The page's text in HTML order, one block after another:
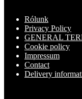
Rólunk
Privacy Policy
GENERAL
Cookie policy
Impressum
Contact
Delivery